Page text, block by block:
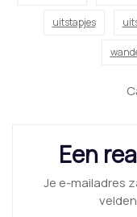
uitstapjes
Een
Je e-mailadres